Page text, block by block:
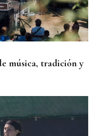
música, tradición y